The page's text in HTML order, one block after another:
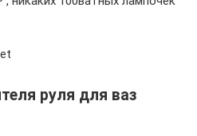
руля для ваз